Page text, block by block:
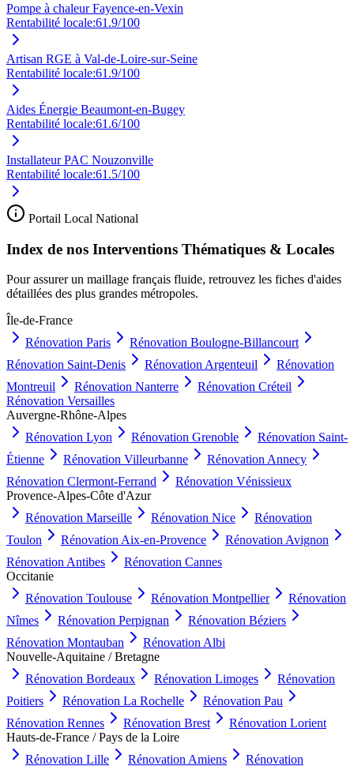
Pompe à chaleur Fayence-en-Vexin
Rentabilité locale:61.9/100
Artisan RGE à Val-de-Loire-sur-Seine
Rentabilité locale:61.9/100
Aides Énergie Beaumont-en-Bugey
Rentabilité locale:61.6/100
Installateur PAC Nouzonville
Rentabilité locale:61.5/100
Portail Local National
Index de nos Interventions Thématiques & Locales
Pour assurer un maillage français fluide, retrouvez les fiches d'aides
détaillées des plus grandes métropoles.
Île-de-France
Rénovation Paris Rénovation Boulogne-Billancourt
Rénovation Saint-Denis Rénovation Argenteuil
Rénovation
Montreuil
Rénovation Nanterre Rénovation Créteil
Rénovation Versailles
Auvergne-Rhône-Alpes
Rénovation Lyon Rénovation Grenoble Rénovation Saint-
Étienne
Rénovation Villeurbanne Rénovation Annecy
Rénovation Clermont-Ferrand Rénovation Vénissieux
Provence-Alpes-Côte d'Azur
Rénovation Marseille Rénovation Nice
Rénovation
Toulon
Rénovation Aix-en-Provence Rénovation Avignon
Rénovation Antibes Rénovation Cannes
Occitanie
Rénovation Toulouse Rénovation Montpellier
Rénovation
Nîmes
Rénovation Perpignan Rénovation Béziers
Rénovation Montauban Rénovation Albi
Nouvelle-Aquitaine / Bretagne
Rénovation Bordeaux Rénovation Limoges
Rénovation
Poitiers
Rénovation La Rochelle Rénovation Pau
Rénovation Rennes Rénovation Brest Rénovation Lorient
Hauts-de-France / Pays de la Loire
Rénovation Lille Rénovation Amiens
Rénovation